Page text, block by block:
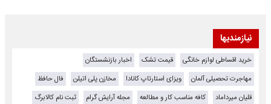
نیازمندیها
خرید اقساطی لوازم خانگی قیمت تشک
اخبار بازنشستگان
مهاجرت تحصیلی آلمان
ویزای استارتاپ کانادا مخازن پلی اتیلن
فال حافظ
قلیان میرداماد
کافه مناسب کار و مطالعه مجله آرایش گرام
ثبت نام کالابرگ